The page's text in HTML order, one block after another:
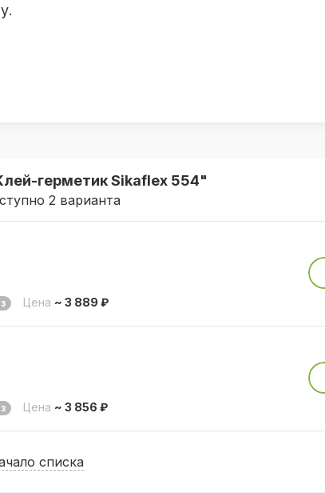
герметик Sikaflex 554"
2 варианта
Цена ~ 3 889 ₽
Цена ~ 3 856 ₽
списка